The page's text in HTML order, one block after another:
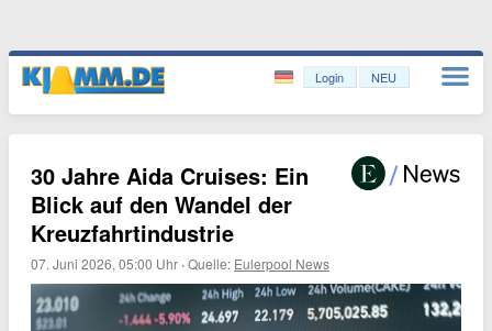
Login NEU
30 Jahre Aida Cruises: Ein
Blick auf den Wandel der
Kreuzfahrtindustrie
07. Juni 2026, 05:00 Uhr ·Quelle: Eulerpool News